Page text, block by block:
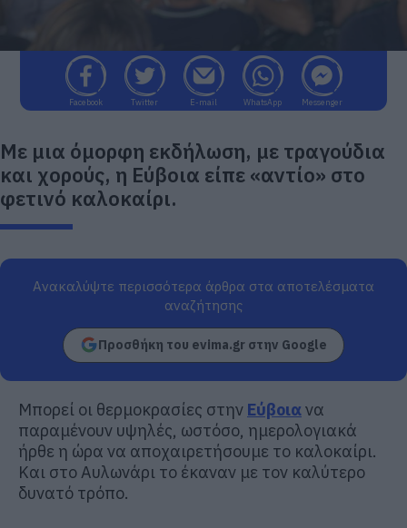
Facebook Twitter E-mail WhatsApp Messenger
Με μια όμορφη εκδήλωση, με τραγούδια
και χορούς, η Εύβοια είπε «αντίο» στο
φετινό καλοκαίρι.
Ανακαλύψτε περισσότερα άρθρα στα αποτελέσματα
αναζήτησης
Προσθήκη του evima.gr στην Google
Μπορεί οι θερμοκρασίες στην Εύβοιανα
παραμένουν υψηλές, ωστόσο, ημερολογιακά
ήρθε η ώρα να αποχαιρετήσουμε το καλοκαίρι.
Και στο Αυλωνάρι το έκαναν με τον καλύτερο
δυνατό τρόπο.